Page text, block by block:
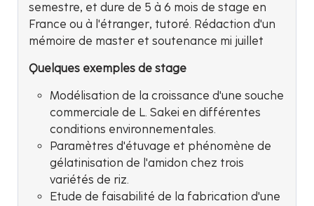
semestre, et dure de 5 à 6 mois de stage en
France ou à l'étranger, tutoré. Rédaction d'un
mémoire de master et soutenance mi juillet
Quelques exemples de stage
Modélisation de la croissance d'une souche
commerciale de L. Sakei en différentes
conditions environnementales.
Paramètres d'étuvage et phénomène de
gélatinisation de l'amidon chez trois
variétés de riz.
Etude de faisabilité de la fabrication d'une